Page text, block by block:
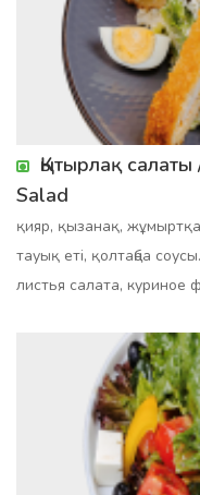
Қытырлақ
Salad
қияр, қызанақ,
тауық еті, қолтаңба
листья салата, куриное